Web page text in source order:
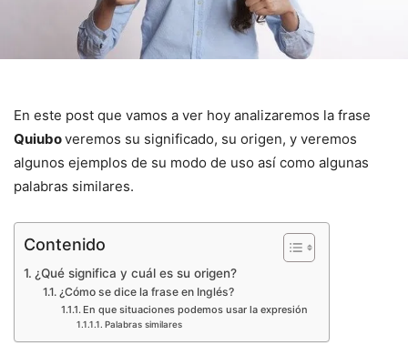
En este post que vamos a ver hoy analizaremos la frase
Quiuboveremos su significado, su origen, y veremos
algunos ejemplos de su modo de uso así como algunas
palabras similares.
Contenido
¿Qué significa y cuál es su origen?
¿Cómo se dice la frase en Inglés?
En que situaciones podemos usar la expresión
Palabras similares